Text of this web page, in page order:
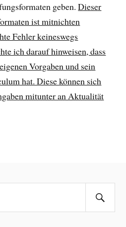
geben.Dieser
ist mitnichten
Fehler keineswegs
ich darauf hinweisen, dass
Vorgaben und sein
hat. Diese können sich
mitunter an Aktualität